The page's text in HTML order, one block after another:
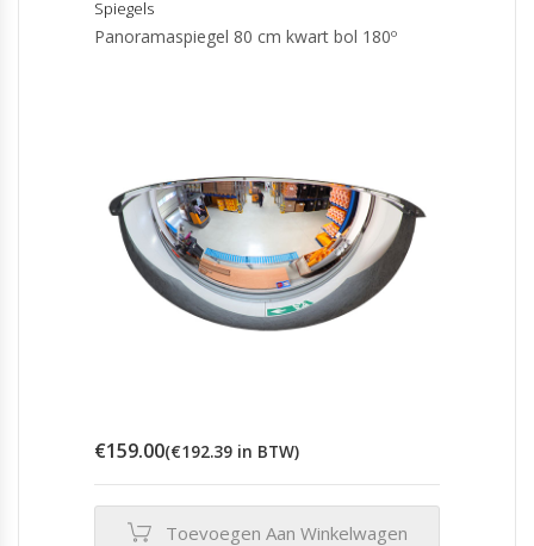
Spiegels
Panoramaspiegel 80 cm kwart bol 180º
€159.00(€192.39 in BTW)
Toevoegen Aan Winkelwagen